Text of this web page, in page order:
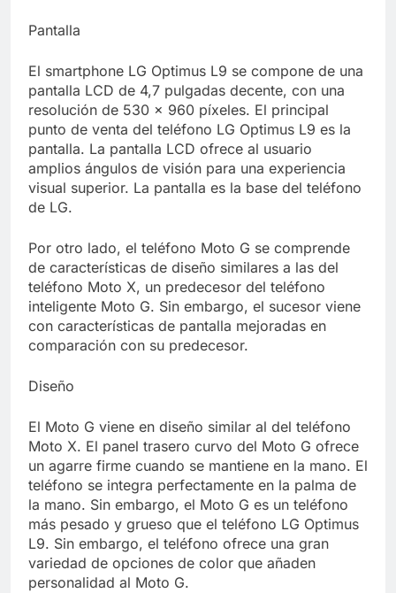
Pantalla
El smartphone LG Optimus L9 se compone de una
pantalla LCD de 4,7 pulgadas decente, con una
resolución de 530 x 960 píxeles. El principal
punto de venta del teléfono LG Optimus L9 es la
pantalla. La pantalla LCD ofrece al usuario
amplios ángulos de visión para una experiencia
visual superior. La pantalla es la base del teléfono
de LG.
Por otro lado, el teléfono Moto G se comprende
de características de diseño similares a las del
teléfono Moto X, un predecesor del teléfono
inteligente Moto G. Sin embargo, el sucesor viene
con características de pantalla mejoradas en
comparación con su predecesor.
Diseño
El Moto G viene en diseño similar al del teléfono
Moto X. El panel trasero curvo del Moto G ofrece
un agarre firme cuando se mantiene en la mano. El
teléfono se integra perfectamente en la palma de
la mano. Sin embargo, el Moto G es un teléfono
más pesado y grueso que el teléfono LG Optimus
L9. Sin embargo, el teléfono ofrece una gran
variedad de opciones de color que añaden
personalidad al Moto G.